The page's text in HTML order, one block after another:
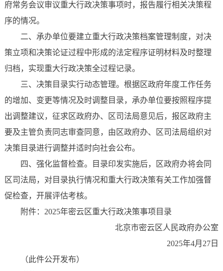
府常务会议审议重大行政决策事项时，报告履行相关决策程
序的情况。
二、承办单位要建立重大行政决策档案管理制度，对决
策立项和决策论证过程中形成的法定程序证明材料及时整理
归档，实现重大行政决策全过程记录。
三、决策目录实行动态管理。根据区政府年度工作任务
的增加、变更等情况及时调整目录，承办单位要按照程序提
出调整建议，征求区政府办、区司法局意见后，报区政府主
要及主管负责同志审查同意，由区政府办、区司法局组织对
决策目录进行调整并适时向社会公布。
四、强化监督检查。目录印发实施后，区政府办将会同
区司法局，对目录执行情况和重大行政决策有关工作加强督
促检查，开展评估考核。
附件：2025年密云区重大行政决策事项目录
北京市密云区人民政府办公室
2025年4月27日
（此件公开发布）